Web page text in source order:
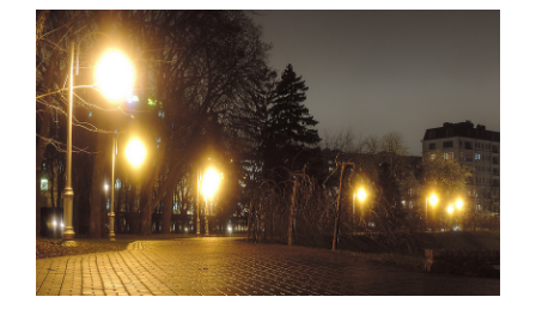
illustration